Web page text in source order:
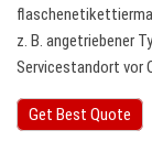
z. B. angetriebener
Servicestandort vor
Get Best Quote